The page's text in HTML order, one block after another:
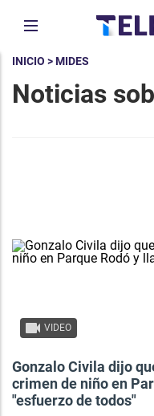
INICIO > MIDES
Noticias
VIDEO
Gonzalo Civila dijo
crimen de niño en
"esfuerzo de todos"